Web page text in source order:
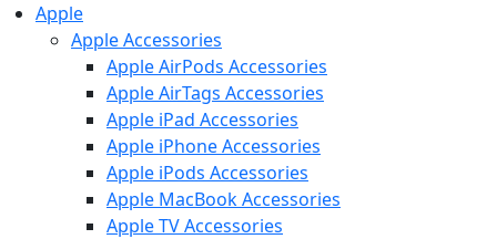
Apple
Apple Accessories
Apple AirPods Accessories
Apple AirTags Accessories
Apple iPad Accessories
Apple iPhone Accessories
Apple iPods Accessories
Apple MacBook Accessories
Apple TV Accessories